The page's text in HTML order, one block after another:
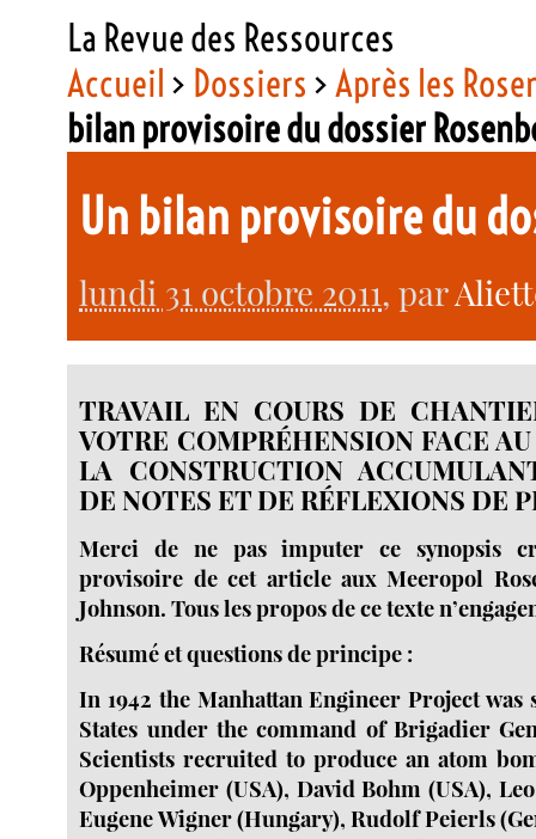
La Revue des Ressources
Accueil > Dossiers >Après les
bilan provisoire du dossier
Un bilan provisoire du
lundi 31 octobre 2011, par
TRAVAIL EN COURS DE
VOTRE COMPRÉHENSION FACE
LA CONSTRUCTION
DE NOTES ET DE RÉFLEXIONS DE
Merci de ne pas imputer ce synopsis
provisoire de cet article aux Meeropol
Johnson. Tous les propos de ce texte
Résumé et questions de principe :
In 1942 the Manhattan Engineer Project
States under the command of Brigadier
Scientists recruited to produce an atom
Oppenheimer (USA), David Bohm (USA),
Eugene Wigner (Hungary), Rudolf Peierls